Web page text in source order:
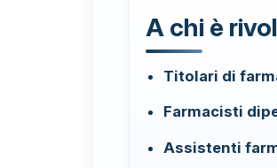
A chi è
Titolari di
Farmacisti
Assistenti